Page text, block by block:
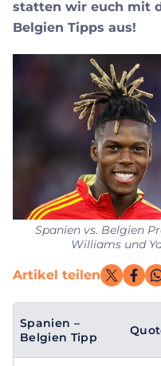
statten wir euch mit
Belgien Tipps aus!
Spanien vs. Belgien
Williams und
Artikel teilen
Spanien –
Belgien Tipp